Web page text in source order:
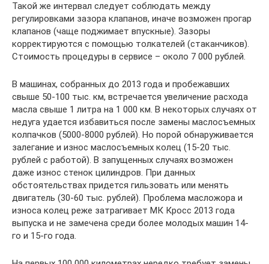
Такой же интервал следует соблюдать между
регулировками зазора клапанов, иначе возможен прогар
клапанов (чаще поджимает впускные). Зазоры
корректируются с помощью толкателей (стаканчиков).
Стоимость процедуры в сервисе – около 7 000 рублей.
В машинах, собранных до 2013 года и пробежавших
свыше 50-100 тыс. км, встречается увеличение расхода
масла свыше 1 литра на 1 000 км. В некоторых случаях от
недуга удается избавиться после замены маслосъемных
колпачков (5000-8000 рублей). Но порой обнаруживается
залегание и износ маслосъемных колец (15-20 тыс.
рублей с работой). В запущенных случаях возможен
даже износ стенок цилиндров. При данных
обстоятельствах придется гильзовать или менять
двигатель (30-60 тыс. рублей). Проблема масложора и
износа колец реже затрагивает МК Кросс 2013 года
выпуска и не замечена среди более молодых машин 14-
го и 15-го года.